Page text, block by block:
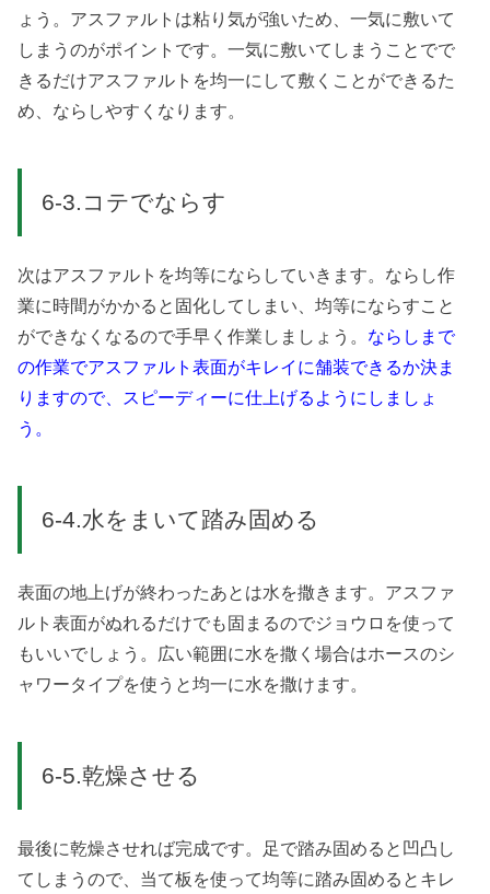
ょう。アスファルトは粘り気が強いため、一気に敷いて
しまうのがポイントです。一気に敷いてしまうことでで
きるだけアスファルトを均一にして敷くことができるた
め、ならしやすくなります。
6-3.コテでならす
次はアスファルトを均等にならしていきます。ならし作
業に時間がかかると固化してしまい、均等にならすこと
ができなくなるので手早く作業しましょう。 ならしまで
の作業でアスファルト表面がキレイに舗装できるか決ま
りますので、スピーディーに仕上げるようにしましょ
う。
6-4.水をまいて踏み固める
表面の地上げが終わったあとは水を撒きます。アスファ
ルト表面がぬれるだけでも固まるのでジョウロを使って
もいいでしょう。広い範囲に水を撒く場合はホースのシ
ャワータイプを使うと均一に水を撒けます。
6-5.乾燥させる
最後に乾燥させれば完成です。足で踏み固めると凹凸し
てしまうので、当て板を使って均等に踏み固めるとキレ